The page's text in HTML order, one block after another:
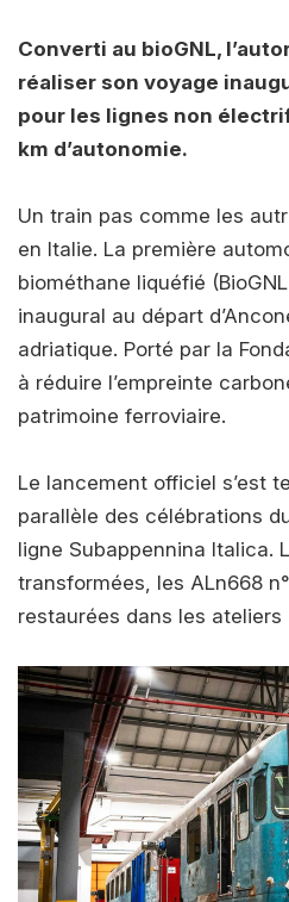
Converti au bioGNL,
réaliser son voyage
pour les lignes non
km d’autonomie.
Un train pas comme les
en Italie. La première
biométhane liquéfié
inaugural au départ
adriatique. Porté par la
à réduire l’empreinte
patrimoine ferroviaire.
Le lancement officiel s’est
parallèle des célébrations
ligne Subappennina Italica.
transformées, les ALn668
restaurées dans les ateliers